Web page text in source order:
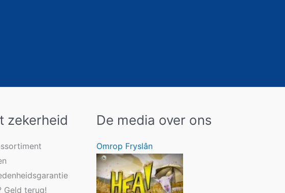
zekerheid
Geld terug!
De media over ons
Omrop Fryslân